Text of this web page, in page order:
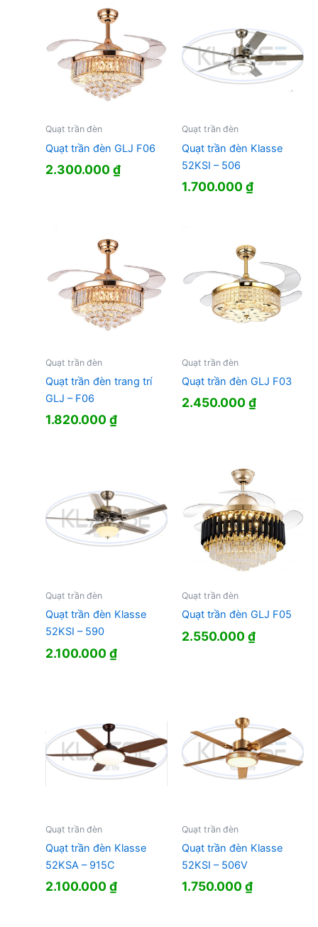
Quạt trần đèn
Quạt trần đèn GLJ F06
2.300.000₫
Quạt trần đèn
Quạt trần đèn Klasse
52KSI – 506
1.700.000₫
Quạt trần đèn
Quạt trần đèn trang trí
GLJ – F06
1.820.000₫
Quạt trần đèn
Quạt trần đèn GLJ F03
2.450.000₫
Quạt trần đèn
Quạt trần đèn Klasse
52KSI – 590
2.100.000₫
Quạt trần đèn
Quạt trần đèn GLJ F05
2.550.000₫
Quạt trần đèn
Quạt trần đèn Klasse
52KSA – 915C
2.100.000₫
Quạt trần đèn
Quạt trần đèn Klasse
52KSI – 506V
1.750.000₫